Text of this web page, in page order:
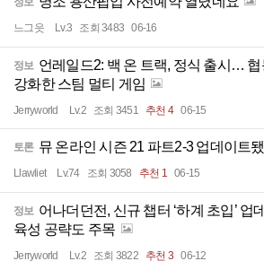
느그읏 Lv.3 조회 3483 06-16
정보 언레일드2: 백 온 트랙, 정식 출시… 협
강화한 스팀 멀티 게임
Jerryworld Lv.2 조회 3451 추천 4 06-15
토론 뮤 온라인 시즌 21 파트2-3 업데이트
Llawliet Lv.74 조회 3058 추천 1 06-15
정보 어나더던전, 신규 챕터 ‘하계 초입’
육성 공략도 주목
Jerryworld Lv.2 조회 3822 추천 3 06-12